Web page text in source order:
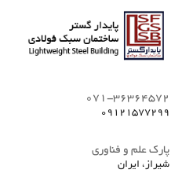
071-36364572
09121577299
پارک علم و فناوری
شیراز، ایران